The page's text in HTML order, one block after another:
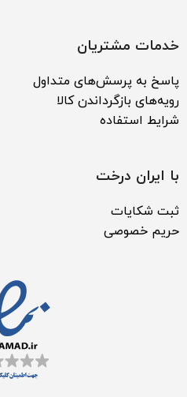
خدمات مشتریان
پاسخ به پرسش‌های متداول
رویه‌های بازگرداندن کالا
شرایط استفاده
با ایران درخت
ثبت شکایات
حریم خصوصی